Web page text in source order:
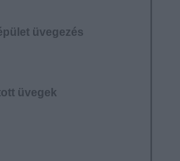
üvegezés
üvegek